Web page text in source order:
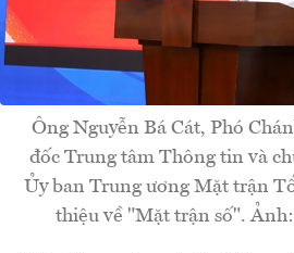
Ông Nguyễn Bá Cát, Phó
đốc Trung tâm Thông tin và
Ủy ban Trung ương Mặt trận
thiệu về "Mặt trận số".